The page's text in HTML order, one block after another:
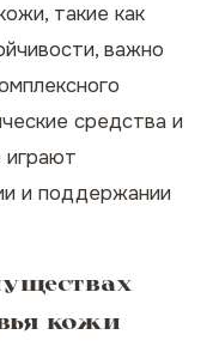
такие как
важно
средства и
играют
и поддержании
кожи